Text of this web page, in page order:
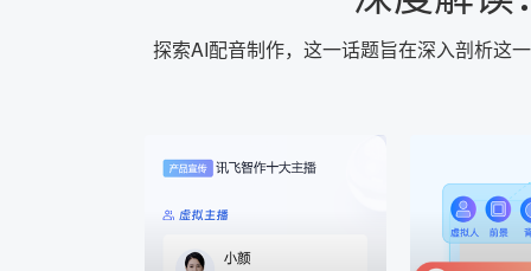
探索AI配音制作，这一话题旨在深入剖析这
AI+音频
配音一键